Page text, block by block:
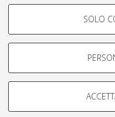
COOKIE DI
Si tratta di cookie utilizzati
navigazione degli utenti,
Mostra cookie di
COOKIE TECNICI -
SOLO
Impostazioni Cookie
Informativa sulla
Condizioni d’uso del sito